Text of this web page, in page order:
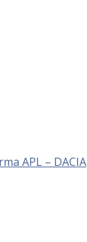
APL – DACIA